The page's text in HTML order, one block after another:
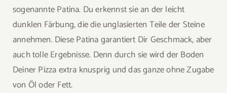
sogenannte Patina. Du erkennst sie an der leicht
dunklen Färbung, die die unglasierten Teile der Steine
annehmen. Diese Patina garantiert Dir Geschmack, aber
auch tolle Ergebnisse. Denn durch sie wird der Boden
Deiner Pizza extra knusprig und das ganze ohne Zugabe
von Öl oder Fett.